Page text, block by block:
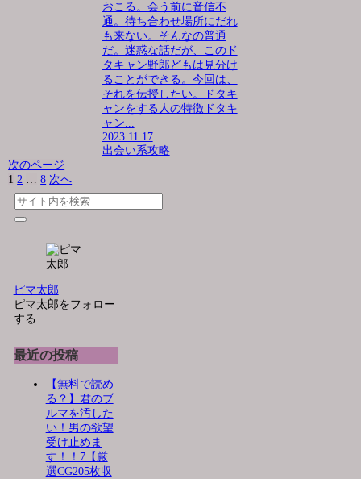
おこる。会う前に音信不
通。待ち合わせ場所にだれ
も来ない。そんなの普通
だ。迷惑な話だが、このド
タキャン野郎どもは見分け
ることができる。今回は、
それを伝授したい。ドタキ
ャンをする人の特徴ドタキ
ャン...
2023.11.17
出会い系攻略
次のページ
1 2 … 8 次へ
ピマ太郎
ピマ太郎をフォロー
する
最近の投稿
【無料で読め
る？】君のブ
ルマを汚した
い！男の欲望
受け止めま
す！！7【厳
選CG205枚収